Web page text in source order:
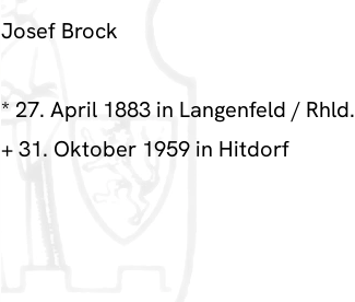
Josef Brock
* 27. April 1883 in Langenfeld / Rhld.
+ 31. Oktober 1959 in Hitdorf